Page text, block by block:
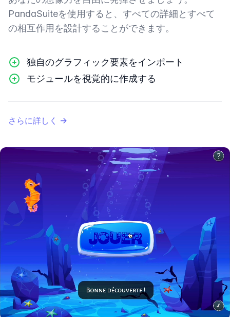
PandaSuiteを使用すると、すべての詳細とすべて
の相互作用を設計することができます。
独自のグラフィック要素をインポート
モジュールを視覚的に作成する
さらに詳しく →